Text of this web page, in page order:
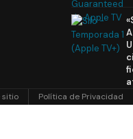
sitio Política de Privacidad